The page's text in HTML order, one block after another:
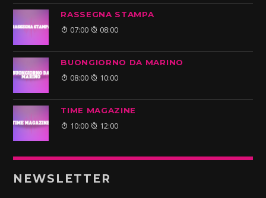
RASSEGNA STAMPA
07:00 08:00
BUONGIORNO DA MARINO
08:00 10:00
TIME MAGAZINE
10:00 12:00
NEWSLETTER